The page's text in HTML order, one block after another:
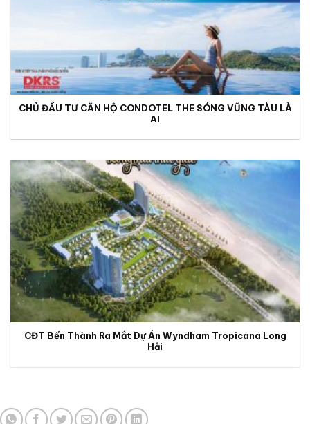
CHỦ ĐẦU TƯ CĂN HỘ CONDOTEL THE SÓNG VŨNG TÀU LÀ
AI
CĐT Bến Thành Ra Mắt Dự Án Wyndham Tropicana Long
Hải